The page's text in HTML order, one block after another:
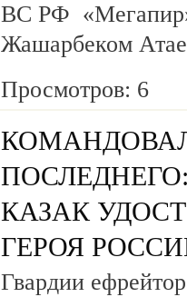
ВС РФ «Мегапир»
Жашарбеком
Просмотров: 6
КАЗАК
ГЕРОЯ
Гвардии